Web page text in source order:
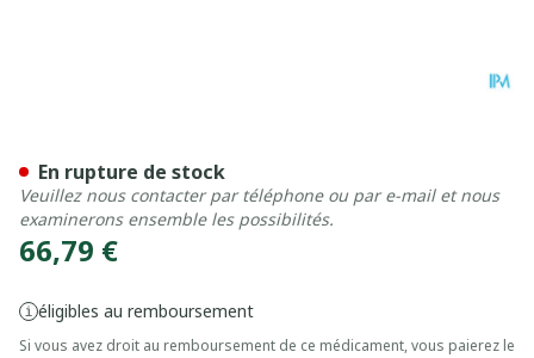
66,79 €
éligibles au remboursement
Si vous avez droit au remboursement de ce médicament, vous paierez le
En rupture de stock
Veuillez nous contacter par téléphone ou par e-mail et nous
examinerons ensemble les possibilités.